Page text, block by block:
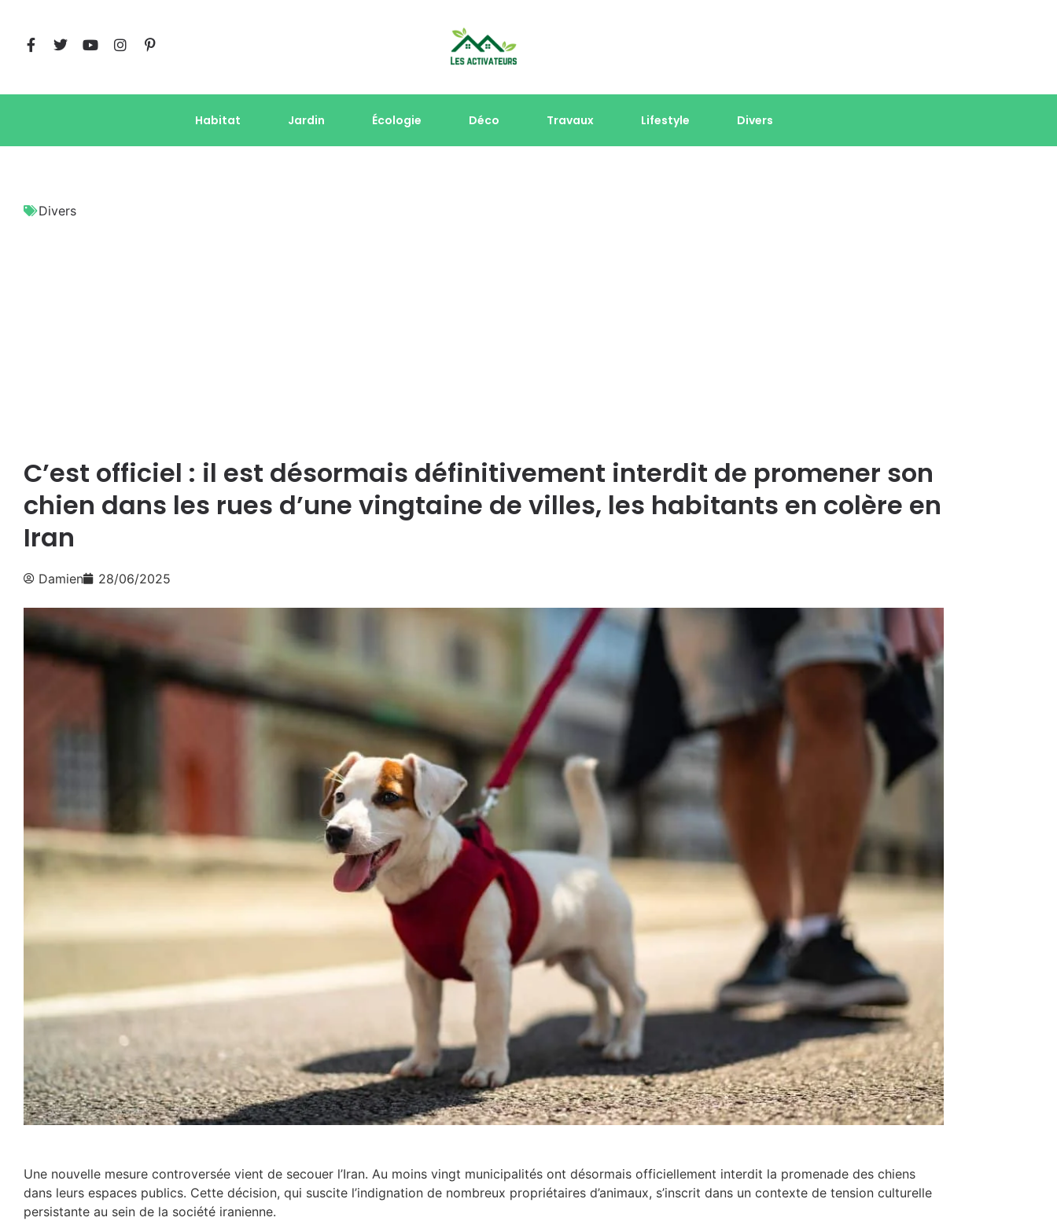
Habitat Jardin Écologie Déco Travaux Lifestyle Divers
Divers
C’est officiel : il est désormais définitivement interdit de promener son
chien dans les rues d’une vingtaine de villes, les habitants en colère en
Iran
Damien 28/06/2025
Une nouvelle mesure controversée vient de secouer l’Iran. Au moins vingt municipalités ont désormais officiellement interdit la promenade des chiens
dans leurs espaces publics. Cette décision, qui suscite l’indignation de nombreux propriétaires d’animaux, s’inscrit dans un contexte de tension culturelle
persistante au sein de la société iranienne.